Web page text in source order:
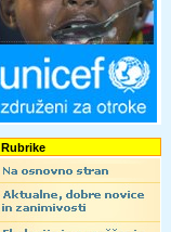
Rubrike